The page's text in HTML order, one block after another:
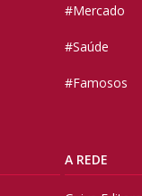
#Mercado
#Saúde
#Famosos
A REDE